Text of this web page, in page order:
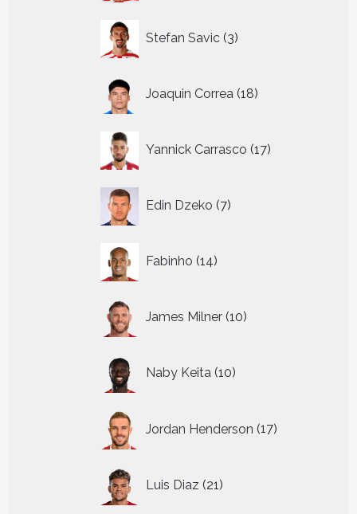
Stefan Savic 3
producten
Joaquin Correa 18
producten
Yannick Carrasco 17
producten
Edin Dzeko 7
producten
Fabinho 14
producten
James Milner 10
producten
Naby Keita 10
producten
Jordan Henderson 17
producten
Luis Diaz 21
producten